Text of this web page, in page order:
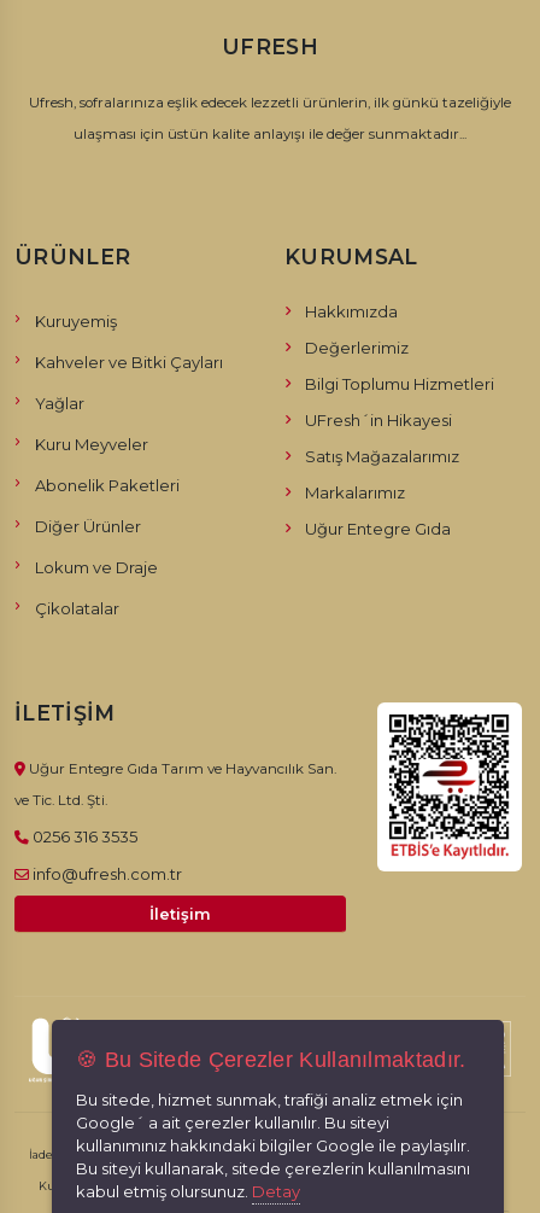
UFRESH
Ufresh, sofralarınıza eşlik edecek lezzetli ürünlerin, ilk günkü tazeliğiyle
ulaşması için üstün kalite anlayışı ile değer sunmaktadır...
ÜRÜNLER
Kuruyemiş
Kahveler ve Bitki Çayları
Yağlar
Kuru Meyveler
Abonelik Paketleri
Diğer Ürünler
Lokum ve Draje
Çikolatalar
KURUMSAL
Hakkımızda
Değerlerimiz
Bilgi Toplumu Hizmetleri
UFresh´in Hikayesi
Satış Mağazalarımız
Markalarımız
Uğur Entegre Gıda
İLETIŞIM
Uğur Entegre Gıda Tarım ve Hayvancılık San.
ve Tic. Ltd. Şti.
0256 316 3535
info@ufresh.com.tr
İletişim
© 2026, Ufresh. Tüm hakları saklıdır.
İade İptal Şartları Kişisel Verilerin Korunması Gizlilik İlkeleri
Kullanım Koşulları
🍪 Bu Sitede Çerezler Kullanılmaktadır.
Bu sitede, hizmet sunmak, trafiği analiz etmek için
Google´ a ait çerezler kullanılır. Bu siteyi
kullanımınız hakkındaki bilgiler Google ile paylaşılır.
Bu siteyi kullanarak, sitede çerezlerin kullanılmasını
kabul etmiş olursunuz. Detay